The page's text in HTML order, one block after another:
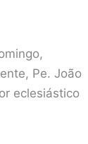
Pe. João
eclesiástico